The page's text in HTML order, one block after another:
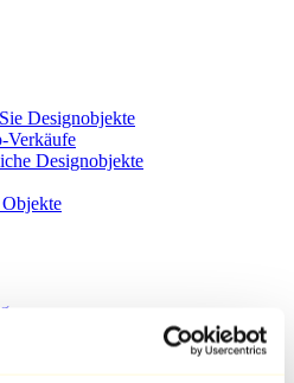
Designobjekte
Verkäufe
Designobjekte